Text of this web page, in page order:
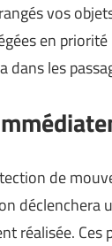
vos
en
dans les
de
déclenchera
réalisée.